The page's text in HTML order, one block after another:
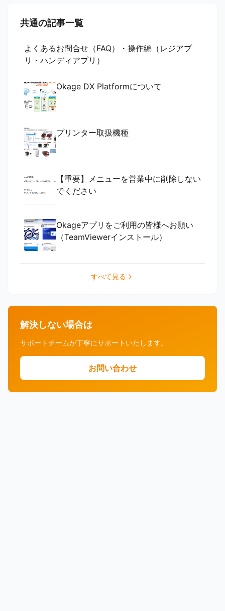
共通の記事一覧
よくあるお問合せ（FAQ）・操作編（レジアプ
リ・ハンディアプリ）
Okage DX Platformについて
プリンター取扱機種
【重要】メニューを営業中に削除しない
でください
Okageアプリをご利用の皆様へお願い
（TeamViewerインストール）
すべて見る
解決しない場合は
サポートチームが丁寧にサポートいたします。
お問い合わせ